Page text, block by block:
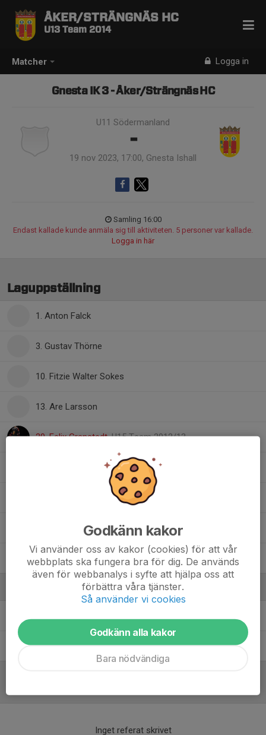
Matcher Logga in
ÅKER/STRÄNGNÄS HC
U13 Team 2014
Gnesta IK 3 - Åker/Strängnäs HC
U11 Södermanland
-
19 nov 2023, 17:00, Gnesta Ishall
Samling 16:00
Endast kallade kunde anmäla sig till aktiviteten. 5 personer var kallade.
Logga in här
Laguppställning
1. Anton Falck
3. Gustav Thörne
10. Fitzie Walter Sokes
13. Are Larsson
20. Felix Granstedt, U15 Team 2012/13
, U15 Team 2012/13
23. Emilio Skyman Gidlund
26. Theodor Rosborg, U15 Team 2012/13
Petra LarssonKioskansvarig
Inget referat skrivet
Godkänn kakor
Vi använder oss av kakor (cookies) för att vår
webbplats ska fungera bra för dig. De används
även för webbanalys i syfte att hjälpa oss att
förbättra våra tjänster.
Så använder vi cookies
Godkänn alla kakor
Bara nödvändiga